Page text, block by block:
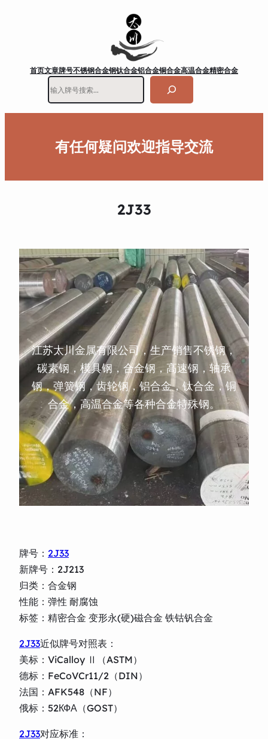
首页文章牌号不锈钢合金钢钛合金铝合金铜合金高温合金精密合金
有任何疑问欢迎指导交流
2J33
江苏太川金属有限公司，生产销售不锈钢，
碳素钢，模具钢，合金钢，高速钢，轴承
钢，弹簧钢，齿轮钢，铝合金，钛合金，铜
合金，高温合金等各种合金特殊钢。
牌号： 2J33
新牌号：2J213
归类：合金钢
性能：弹性 耐腐蚀
标签：精密合金 变形永(硬)磁合金 铁钴钒合金
2J33近似牌号对照表：
美标：ViCalloy Ⅱ（ASTM）
德标：FeCoVCr11/2（DIN）
法国：AFK548（NF）
俄标：52КФА（GOST）
2J33对应标准：